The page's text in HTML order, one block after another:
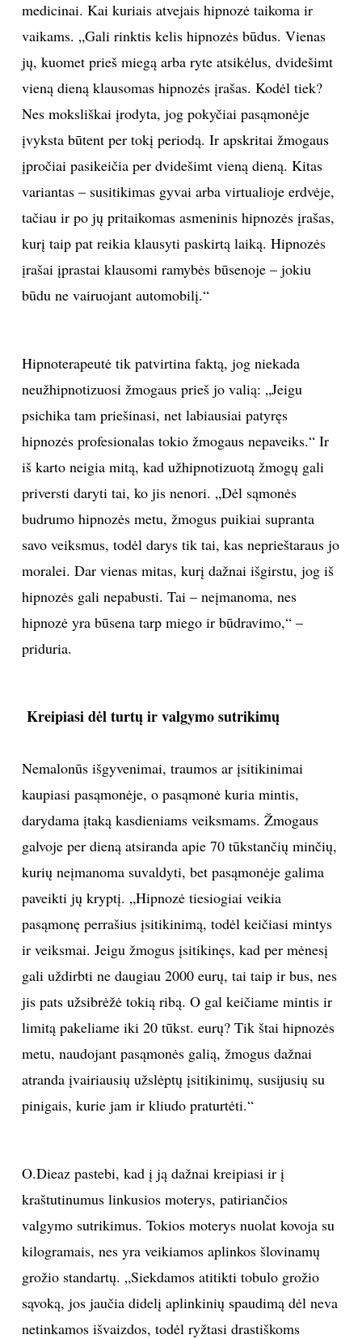
medicinai. Kai kuriais atvejais hipnozė taikoma ir
vaikams. „Gali rinktis kelis hipnozės būdus. Vienas
jų, kuomet prieš miegą arba ryte atsikėlus, dvidešimt
vieną dieną klausomas hipnozės įrašas. Kodėl tiek?
Nes moksliškai įrodyta, jog pokyčiai pasąmonėje
įvyksta būtent per tokį periodą. Ir apskritai žmogaus
įpročiai pasikeičia per dvidešimt vieną dieną. Kitas
variantas – susitikimas gyvai arba virtualioje erdvėje,
tačiau ir po jų pritaikomas asmeninis hipnozės įrašas,
kurį taip pat reikia klausyti paskirtą laiką. Hipnozės
įrašai įprastai klausomi ramybės būsenoje – jokiu
būdu ne vairuojant automobilį.“
Hipnoterapeutė tik patvirtina faktą, jog niekada
neužhipnotizuosi žmogaus prieš jo valią: „Jeigu
psichika tam priešinasi, net labiausiai patyręs
hipnozės profesionalas tokio žmogaus nepaveiks.“ Ir
iš karto neigia mitą, kad užhipnotizuotą žmogų gali
priversti daryti tai, ko jis nenori. „Dėl sąmonės
budrumo hipnozės metu, žmogus puikiai supranta
savo veiksmus, todėl darys tik tai, kas neprieštaraus jo
moralei. Dar vienas mitas, kurį dažnai išgirstu, jog iš
hipnozės gali nepabusti. Tai – neįmanoma, nes
hipnozė yra būsena tarp miego ir būdravimo,“ –
priduria.
Kreipiasi dėl turtų ir valgymo sutrikimų
Nemalonūs išgyvenimai, traumos ar įsitikinimai
kaupiasi pasąmonėje, o pasąmonė kuria mintis,
darydama įtaką kasdieniams veiksmams. Žmogaus
galvoje per dieną atsiranda apie 70 tūkstančių minčių,
kurių neįmanoma suvaldyti, bet pasąmonėje galima
paveikti jų kryptį. „Hipnozė tiesiogiai veikia
pasąmonę perrašius įsitikinimą, todėl keičiasi mintys
ir veiksmai. Jeigu žmogus įsitikinęs, kad per mėnesį
gali uždirbti ne daugiau 2000 eurų, tai taip ir bus, nes
jis pats užsibrėžė tokią ribą. O gal keičiame mintis ir
limitą pakeliame iki 20 tūkst. eurų? Tik štai hipnozės
metu, naudojant pasąmonės galią, žmogus dažnai
atranda įvairiausių užslėptų įsitikinimų, susijusių su
pinigais, kurie jam ir kliudo praturtėti.“
O.Dieaz pastebi, kad į ją dažnai kreipiasi ir į
kraštutinumus linkusios moterys, patiriančios
valgymo sutrikimus. Tokios moterys nuolat kovoja su
kilogramais, nes yra veikiamos aplinkos šlovinamų
grožio standartų. „Siekdamos atitikti tobulo grožio
sąvoką, jos jaučia didelį aplinkinių spaudimą dėl neva
netinkamos išvaizdos, todėl ryžtasi drastiškoms